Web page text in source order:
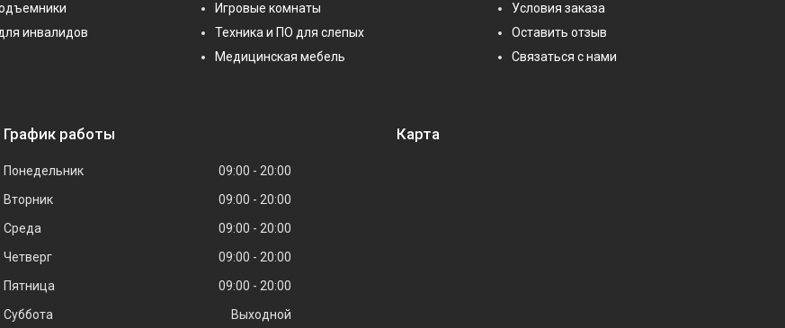
инвалидов
Игровые комнаты
Техника и ПО для слепых
Медицинская мебель
Условия заказа
Оставить отзыв
Связаться с нами
График работы
Понедельник 09:00
20:00
Вторник
09:00
20:00
Среда
09:00
20:00
Четверг
09:00
20:00
Пятница
09:00
20:00
Суббота
Выходной
Карта